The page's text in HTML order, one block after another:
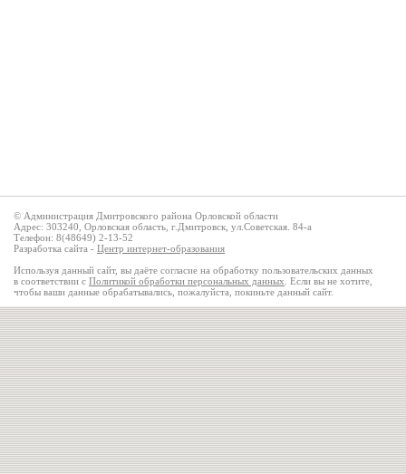
© Администрация Дмитровского района Орловской области
Адрес: 303240, Орловская область, г.Дмитровск, ул.Советская. 84-а
Телефон: 8(48649) 2-13-52
Разработка сайта - Центр интернет-образования
Используя данный сайт, вы даёте согласие на обработку пользовательских данных
в соответствии с Политикой обработки персональных данных . Если вы не хотите,
чтобы ваши данные обрабатывались, пожалуйста, покиньте данный сайт.